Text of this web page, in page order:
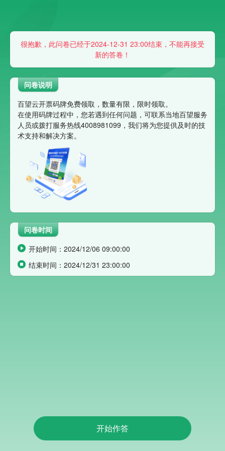
很抱歉，此问卷已经于2024-12-31 23:00结束，不能再接受
新的答卷！
问卷说明
百望云开票码牌免费领取，数量有限，限时领取。
在使用码牌过程中，您若遇到任何问题，可联系当地百望服务
人员或拨打服务热线4008981099，我们将为您提供及时的技
术支持和解决方案。
问卷时间
 开始时间： 2024/12/06 09:00:00
 结束时间： 2024/12/31 23:00:00
开始作答